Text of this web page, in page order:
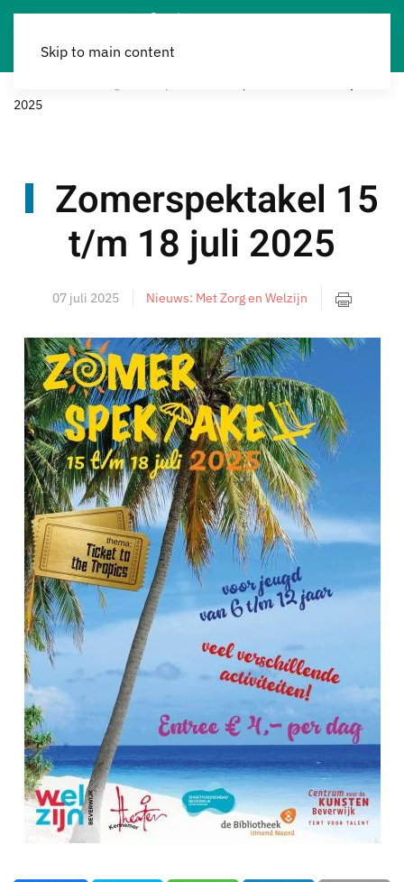
Skip to main content
2025
Zomerspektakel 15
t/m 18 juli 2025
07 juli 2025 Nieuws: Met Zorg en Welzijn